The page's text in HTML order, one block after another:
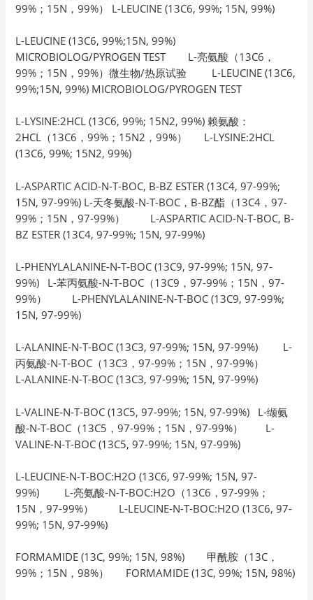
99%；15N，99%） L-LEUCINE (13C6, 99%; 15N, 99%)
L-LEUCINE (13C6, 99%;15N, 99%)
MICROBIOLOG/PYROGEN TEST L-亮氨酸（13C6，
99%；15N，99%）微生物/热原试验 L-LEUCINE (13C6,
99%;15N, 99%) MICROBIOLOG/PYROGEN TEST
L-LYSINE:2HCL (13C6, 99%; 15N2, 99%) 赖氨酸：
2HCL（13C6，99%；15N2，99%） L-LYSINE:2HCL
(13C6, 99%; 15N2, 99%)
L-ASPARTIC ACID-N-T-BOC, B-BZ ESTER (13C4, 97-99%;
15N, 97-99%) L-天冬氨酸-N-T-BOC，B-BZ酯（13C4，97-
99%；15N，97-99%） L-ASPARTIC ACID-N-T-BOC, B-
BZ ESTER (13C4, 97-99%; 15N, 97-99%)
L-PHENYLALANINE-N-T-BOC (13C9, 97-99%; 15N, 97-
99%) L-苯丙氨酸-N-T-BOC（13C9，97-99%；15N，97-
99%） L-PHENYLALANINE-N-T-BOC (13C9, 97-99%;
15N, 97-99%)
L-ALANINE-N-T-BOC (13C3, 97-99%; 15N, 97-99%) L-
丙氨酸-N-T-BOC（13C3，97-99%；15N，97-99%）
L-ALANINE-N-T-BOC (13C3, 97-99%; 15N, 97-99%)
L-VALINE-N-T-BOC (13C5, 97-99%; 15N, 97-99%) L-缬氨
酸-N-T-BOC（13C5，97-99%；15N，97-99%） L-
VALINE-N-T-BOC (13C5, 97-99%; 15N, 97-99%)
L-LEUCINE-N-T-BOC:H2O (13C6, 97-99%; 15N, 97-
99%) L-亮氨酸-N-T-BOC:H2O（13C6，97-99%；
15N，97-99%） L-LEUCINE-N-T-BOC:H2O (13C6, 97-
99%; 15N, 97-99%)
FORMAMIDE (13C, 99%; 15N, 98%) 甲酰胺（13C，
99%；15N，98%） FORMAMIDE (13C, 99%; 15N, 98%)